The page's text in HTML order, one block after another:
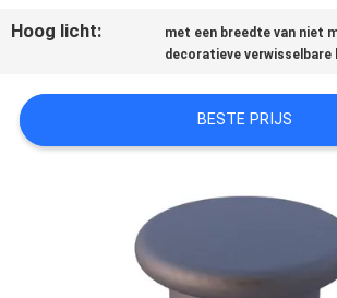
NIEUWS
VRAAG
EEN
Hoog licht: met een breedte van niet
decoratieve verwisselbare
BESTE PRIJS